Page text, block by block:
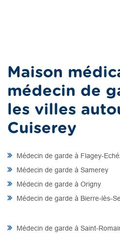
Maison
médecin de
les villes
Cuiserey
Médecin de garde à Flagey-
Médecin de garde à Samerey
Médecin de garde à Origny
Médecin de garde à Bierre-lès-
Médecin de garde à Saint-